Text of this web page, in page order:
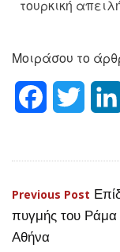
τουρκική
Μοιράσου το
FacebookTwitter
άρθρων
Previous Post
πυγμής του Ράμα
Αθήνα